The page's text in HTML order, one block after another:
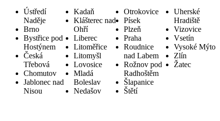
Ústředí
Naděje
Brno
Bystřice pod
Hostýnem
Česká
Třebová
Chomutov
Jablonec nad
Nisou
Kadaň
Klášterec nad
Ohří
Liberec
Litoměřice
Litomyšl
Lovosice
Mladá
Boleslav
Nedašov
Otrokovice
Písek
Plzeň
Praha
Roudnice
nad Labem
Rožnov pod
Radhoštěm
Šlapanice
Štětí
Uherské
Hradiště
Vizovice
Vsetín
Vysoké Mýto
Zlín
Žatec